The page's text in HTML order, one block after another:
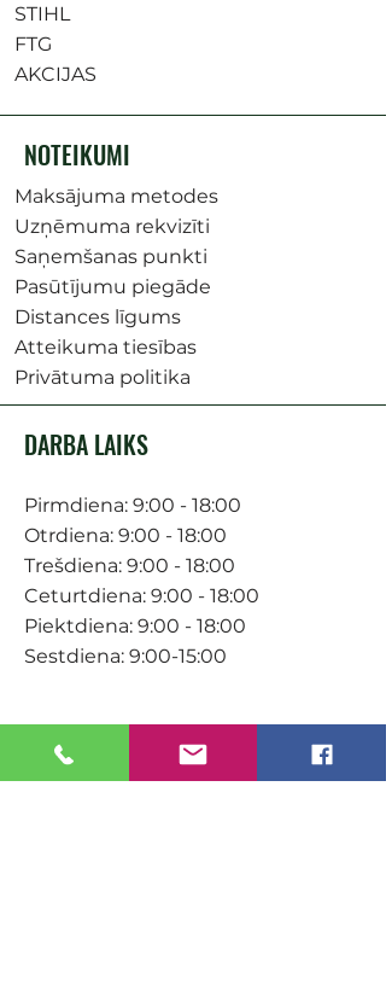
STIHL
FTG
AKCIJAS
NOTEIKUMI
Maksājuma metodes
Uzņēmuma rekvizīti
Saņemšanas punkti
Pasūtījumu piegāde
Distances līgums
Atteikuma tiesības
Privātuma politika
DARBA LAIKS
Pirmdiena: 9:00 - 18:00
Otrdiena: 9:00 - 18:00
Trešdiena: 9:00 - 18:00
Ceturtdiena: 9:00 - 18:00
Piektdiena: 9:00 - 18:00
Sestdiena: 9:00-15:00
KONTAKTI